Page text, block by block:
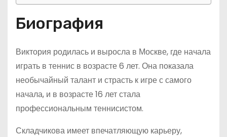
Биография
Виктория родилась и выросла в Москве, где начала
играть в теннис в возрасте 6 лет. Она показала
необычайный талант и страсть к игре с самого
начала, и в возрасте 16 лет стала
профессиональным теннисистом.
Складчикова имеет впечатляющую карьеру,